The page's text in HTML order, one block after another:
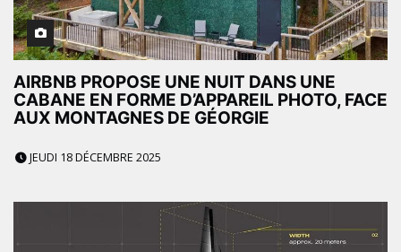
AIRBNB PROPOSE UNE NUIT DANS UNE
CABANE EN FORME D’APPAREIL PHOTO, FACE
AUX MONTAGNES DE GÉORGIE
JEUDI 18 DÉCEMBRE 2025